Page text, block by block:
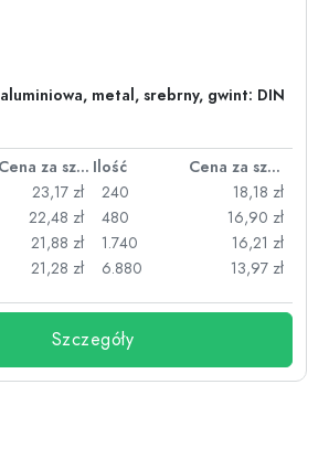
metal, srebrny, gwint: DIN
Cena za sztukę Ilość
Cena za sztukę
23,17 zł
22,48 zł
21,88 zł
21,28 zł
240
18,18 zł
480
16,90 zł
1.740
16,21 zł
6.880
13,97 zł
Szczegóły